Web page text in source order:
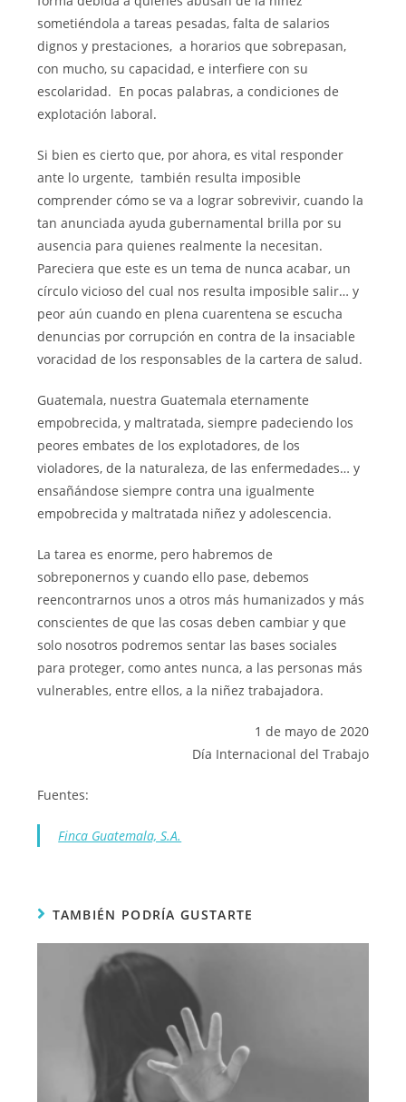
sometiéndola a tareas pesadas, falta de salarios
dignos y prestaciones, a horarios que sobrepasan,
con mucho, su capacidad, e interfiere con su
escolaridad. En pocas palabras, a condiciones de
explotación laboral.
Si bien es cierto que, por ahora, es vital responder
ante lo urgente, también resulta imposible
comprender cómo se va a lograr sobrevivir, cuando la
tan anunciada ayuda gubernamental brilla por su
ausencia para quienes realmente la necesitan.
Pareciera que este es un tema de nunca acabar, un
círculo vicioso del cual nos resulta imposible salir… y
peor aún cuando en plena cuarentena se escucha
denuncias por corrupción en contra de la insaciable
voracidad de los responsables de la cartera de salud.
Guatemala, nuestra Guatemala eternamente
empobrecida, y maltratada, siempre padeciendo los
peores embates de los explotadores, de los
violadores, de la naturaleza, de las enfermedades… y
ensañándose siempre contra una igualmente
empobrecida y maltratada niñez y adolescencia.
La tarea es enorme, pero habremos de
sobreponernos y cuando ello pase, debemos
reencontrarnos unos a otros más humanizados y más
conscientes de que las cosas deben cambiar y que
solo nosotros podremos sentar las bases sociales
para proteger, como antes nunca, a las personas más
vulnerables, entre ellos, a la niñez trabajadora.
1 de mayo de 2020
Día Internacional del Trabajo
Fuentes:
Finca Guatemala, S.A.
TAMBIÉN PODRÍA GUSTARTE